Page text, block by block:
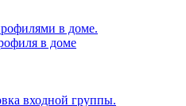
в доме